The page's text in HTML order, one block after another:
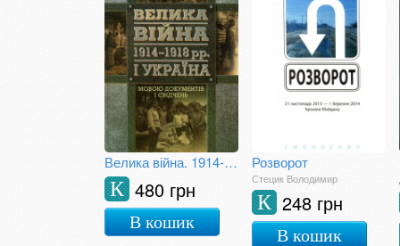
Велика війна. 1914-1918 рр. і Україна. Книга 2.
480 грн
К
В кошик
Розворот
Стецик Володимир
248 грн
К
В кошик